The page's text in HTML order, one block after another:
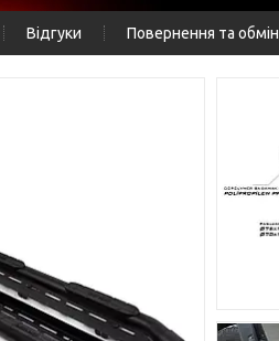
Відгуки Повернення та обмін